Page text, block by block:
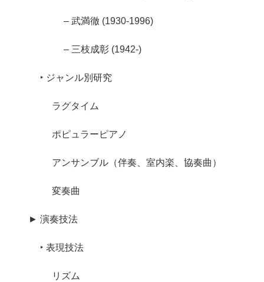
– 武満徹 (1930-1996)
– 三枝成彰 (1942-)
‣ ジャンル別研究
ラグタイム
ポピュラーピアノ
アンサンブル（伴奏、室内楽、協奏曲）
変奏曲
► 演奏技法
‣ 表現技法
リズム